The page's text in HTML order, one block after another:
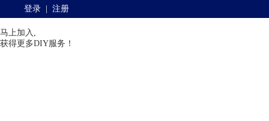
登录 注册
马上加入,
获得更多DIY服务！